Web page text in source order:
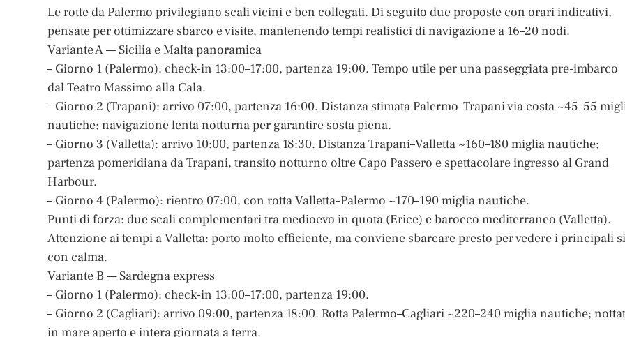
Le rotte da Palermo privilegiano scali vicini e ben collegati. Di seguito due proposte con orari indicativi,
pensate per ottimizzare sbarco e visite, mantenendo tempi realistici di navigazione a 16–20 nodi.
Variante A — Sicilia e Malta panoramica
– Giorno 1 (Palermo): check-in 13:00–17:00, partenza 19:00. Tempo utile per una passeggiata pre-imbarco
dal Teatro Massimo alla Cala.
– Giorno 2 (Trapani): arrivo 07:00, partenza 16:00. Distanza stimata Palermo–Trapani via costa ~45–55
nautiche; navigazione lenta notturna per garantire sosta piena.
– Giorno 3 (Valletta): arrivo 10:00, partenza 18:30. Distanza Trapani–Valletta ~160–180 miglia nautiche;
partenza pomeridiana da Trapani, transito notturno oltre Capo Passero e spettacolare ingresso al Grand
Harbour.
– Giorno 4 (Palermo): rientro 07:00, con rotta Valletta–Palermo ~170–190 miglia nautiche.
Punti di forza: due scali complementari tra medioevo in quota (Erice) e barocco mediterraneo (Valletta).
Attenzione ai tempi a Valletta: porto molto efficiente, ma conviene sbarcare presto per vedere i principali
con calma.
Variante B — Sardegna express
– Giorno 1 (Palermo): check-in 13:00–17:00, partenza 19:00.
– Giorno 2 (Cagliari): arrivo 09:00, partenza 18:00. Rotta Palermo–Cagliari ~220–240 miglia nautiche;
in mare aperto e intera giornata a terra.